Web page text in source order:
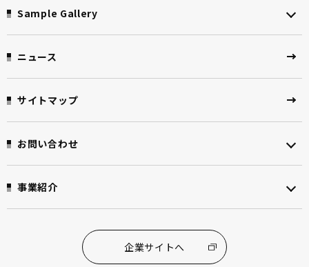
Sample Gallery
ニュース
サイトマップ
お問い合わせ
事業紹介
企業サイトへ